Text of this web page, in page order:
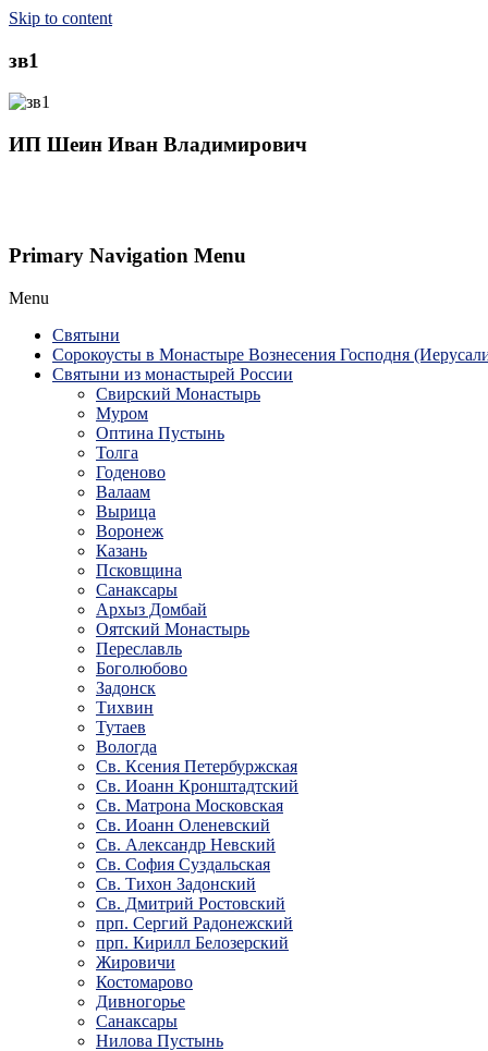
Skip to content
зв1
ИП Шеин Иван Владимирович
Primary Navigation Menu
Menu
Святыни
Сорокоусты в Монастыре Вознесения Господня
Святыни из монастырей России
Свирский Монастырь
Муром
Оптина Пустынь
Толга
Годеново
Валаам
Вырица
Воронеж
Казань
Псковщина
Санаксары
Архыз Домбай
Оятский Монастырь
Переславль
Боголюбово
Задонск
Тихвин
Тутаев
Вологда
Св. Ксения Петербуржская
Св. Иоанн Кронштадтский
Св. Матрона Московская
Св. Иоанн Оленевский
Св. Александр Невский
Св. София Суздальская
Св. Тихон Задонский
Св. Дмитрий Ростовский
прп. Сергий Радонежский
прп. Кирилл Белозерский
Жировичи
Костомарово
Дивногорье
Санаксары
Нилова Пустынь